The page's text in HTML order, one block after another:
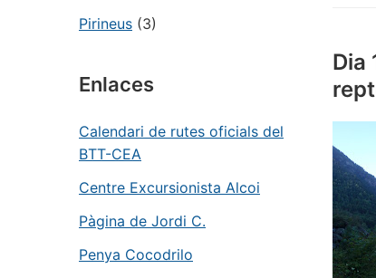
Pirineus (3)
Enlaces
Calendari de rutes oficials del
BTT-CEA
Centre Excursionista Alcoi
Pàgina de Jordi C.
Penya Cocodrilo
Dia